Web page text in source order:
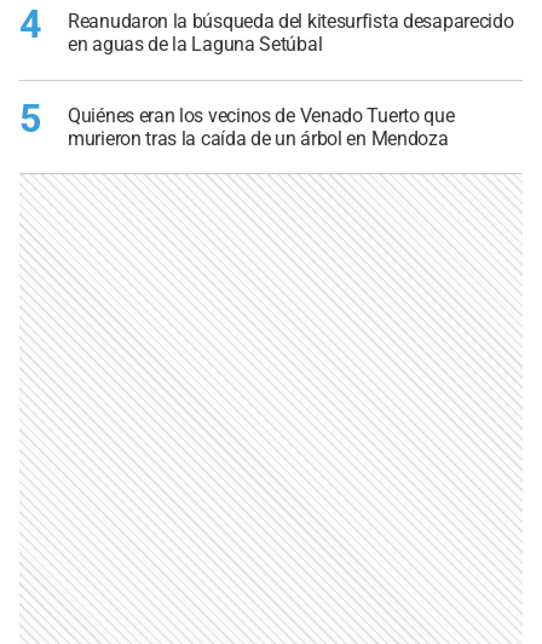
4
Reanudaron la búsqueda del kitesurfista desaparecido
en aguas de la Laguna Setúbal
5
Quiénes eran los vecinos de Venado Tuerto que
murieron tras la caída de un árbol en Mendoza